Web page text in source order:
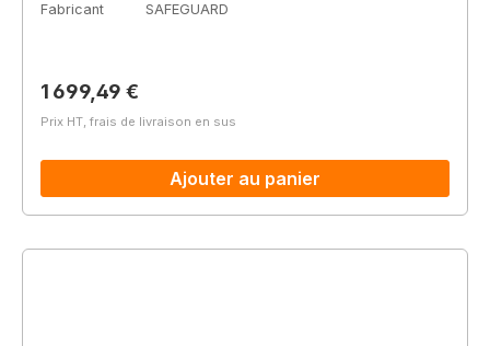
Fabricant
SAFEGUARD
Prix régulier :
1 699,49 €
Prix HT, frais de livraison en sus
Ajouter au panier